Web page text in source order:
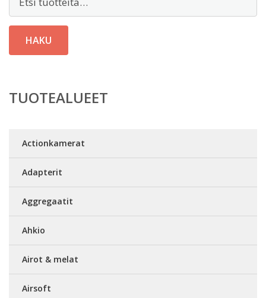
HAKU
TUOTEALUEET
Actionkamerat
Adapterit
Aggregaatit
Ahkio
Airot & melat
Airsoft